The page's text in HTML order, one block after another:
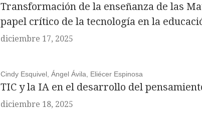
Transformación de la enseñanza de las
papel crítico de la tecnología en la
diciembre 17, 2025
Cindy Esquivel, Ángel Ávila, Eliécer Espinosa
TIC y la IA en el desarrollo del
diciembre 18, 2025